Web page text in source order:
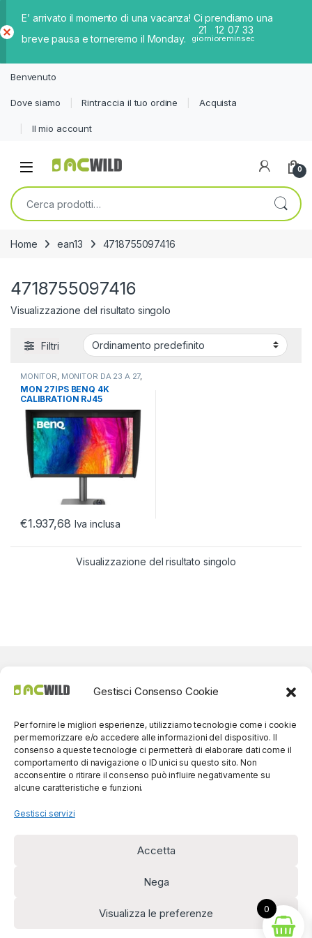
Gestisci Consenso Cookie
Per fornire le migliori esperienze, utilizziamo tecnologie come i cookie
per memorizzare e/o accedere alle informazioni del dispositivo. Il
consenso a queste tecnologie ci permetterà di elaborare dati come il
comportamento di navigazione o ID unici su questo sito. Non
acconsentire o ritirare il consenso può influire negativamente su
alcune caratteristiche e funzioni.
Gestisci servizi
Accetta
Nega
Visualizza le preferenze
E’ arrivato il momento di una vacanza! Ci prendiamo una
breve pausa e torneremo il Monday.
21
giorni
12
ore
07
min
32
sec
iud
Benvenuto
Dove siamo Rintraccia il tuo ordine Acquista
Il mio account
0
Cerca:
Home ean13 4718755097416
4718755097416
Visualizzazione del risultato singolo
Filtri
MONITOR, MONITOR DA 23 A 27,
MONITOR LCD
MON 27IPS BENQ 4K
CALIBRATION RJ45
PD2770UA PIVOT REG ALT
USBC
€1.937,68 Iva inclusa
Visualizzazione del risultato singolo
disponibili!
(0039) 091
5607514
0